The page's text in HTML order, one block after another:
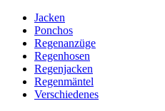
Jacken
Ponchos
Regenanzüge
Regenhosen
Regenjacken
Regenmäntel
Verschiedenes